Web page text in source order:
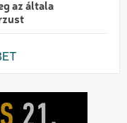
az általa